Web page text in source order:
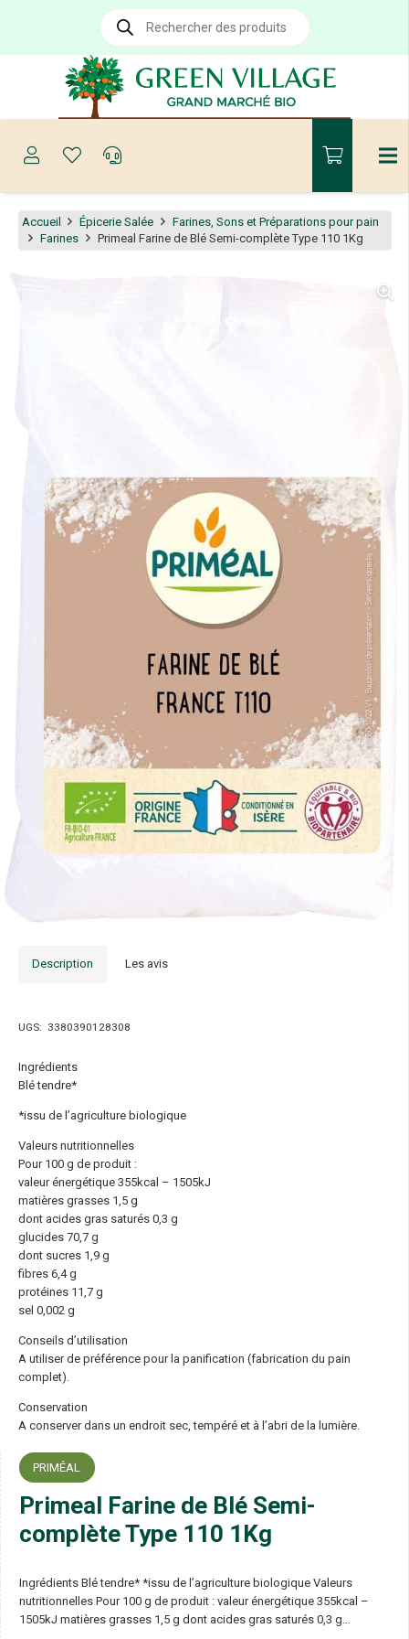
Recherche
produits
Accueil Épicerie Salée
Farines, Sons et Préparations pour pain
Farines
Primeal Farine de Blé Semi-complète Type 110 1Kg
Description Les avis
UGS: 3380390128308
Ingrédients
Blé tendre*
*issu de l’agriculture biologique
Valeurs nutritionnelles
Pour 100 g de produit :
valeur énergétique 355kcal – 1505kJ
matières grasses 1,5 g
dont acides gras saturés 0,3 g
glucides 70,7 g
dont sucres 1,9 g
fibres 6,4 g
protéines 11,7 g
sel 0,002 g
Conseils d’utilisation
A utiliser de préférence pour la panification (fabrication du pain
complet).
Conservation
A conserver dans un endroit sec, tempéré et à l’abri de la lumière.
PRIMÉAL
Primeal Farine de Blé Semi-
complète Type 110 1Kg
Ingrédients Blé tendre* *issu de l’agriculture biologique Valeurs
nutritionnelles Pour 100 g de produit : valeur énergétique 355kcal –
1505kJ matières grasses 1,5 g dont acides gras saturés 0,3 g…